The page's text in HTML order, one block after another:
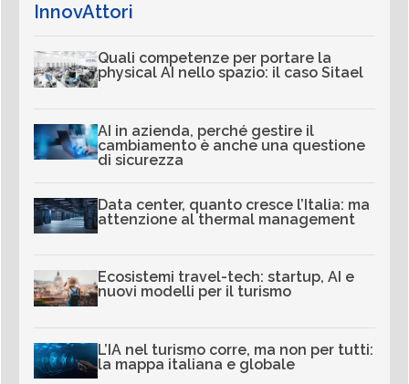
InnovAttori
Quali competenze per portare la
physical AI nello spazio: il caso Sitael
AI in azienda, perché gestire il
cambiamento è anche una questione
di sicurezza
Data center, quanto cresce l’Italia: ma
attenzione al thermal management
Ecosistemi travel-tech: startup, AI e
nuovi modelli per il turismo
L’IA nel turismo corre, ma non per tutti:
la mappa italiana e globale